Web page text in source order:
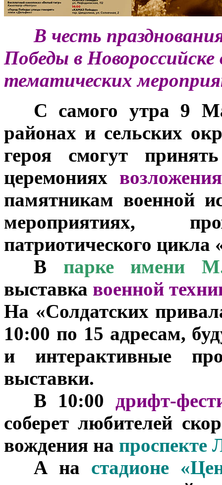
В честь
Победы в
тематических
С самого утра 9
районах и сельских
героя смогут
церемониях
памятникам военной
мероприятиях,
патриотического
В парке имени
выставка военной
На «Солдатских
10:00 по 15 адресам,
и интерактивные
выставки.
В 10:00 дрифт-
соберет любителей
вождения на проспекте
А на стадионе